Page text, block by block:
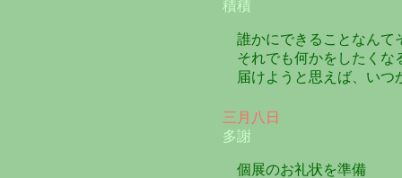
積積
誰かにできることなんて
それでも何かをしたくな
届けようと思えば、いつ
三月八日
多謝
個展のお礼状を準備